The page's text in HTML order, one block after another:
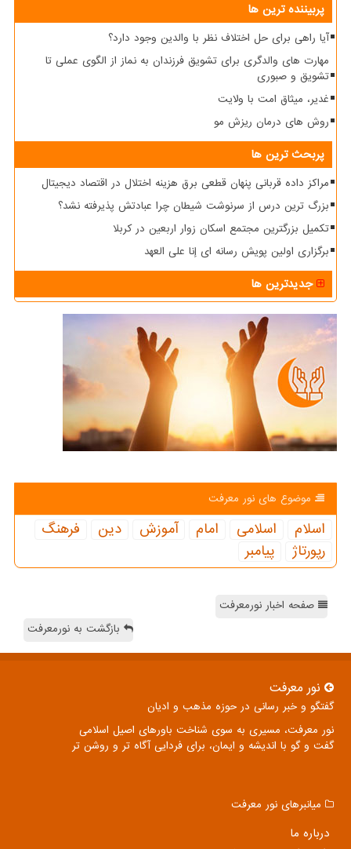
پربیننده ترین ها
آیا راهی برای حل اختلاف نظر با والدین وجود دارد؟
مهارت های والدگری برای تشویق فرزندان به نماز از الگوی عملی تا
تشویق و صبوری
غدیر، میثاق امت با ولایت
روش های درمان ریزش مو
پربحث ترین ها
مراکز داده قربانی پنهان قطعی برق هزینه اختلال در اقتصاد دیجیتال
بزرگ ترین درس از سرنوشت شیطان چرا عبادتش پذیرفته نشد؟
تکمیل بزرگترین مجتمع اسکان زوار اربعین در کربلا
برگزاری اولین پویش رسانه ای إنا علی العهد
جدیدترین ها
موضوع های نور معرفت
اسلام اسلامی امام آموزش دین
فرهنگ
رپورتاژ
پیامبر
صفحه اخبار نورمعرفت
بازگشت به نورمعرفت
نور معرفت
گفتگو و خبر رسانی در حوزه مذهب و ادیان
نور معرفت، مسیری به سوی شناخت باورهای اصیل اسلامی
گفت و گو با اندیشه و ایمان، برای فردایی آگاه تر و روشن تر
میانبرهای نور معرفت
درباره ما